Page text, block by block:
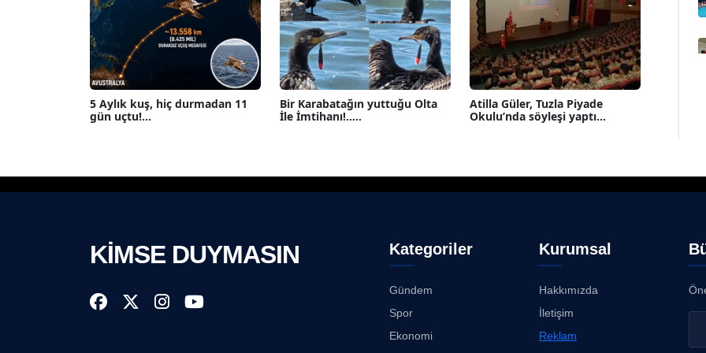
5 Aylık kuş, hiç durmadan 11
gün uçtu!...
Bir Karabatağın yuttuğu Olta
İle İmtihanı!.....
Atilla Güler, Tuzla Piyade
Okulu’nda söyleşi yaptı...
KİMSE DUYMASIN Kategoriler
Gündem
Spor
Ekonomi
Kurumsal
Hakkımızda
İletişim
Reklam